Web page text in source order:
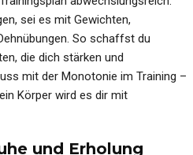
sei es mit Gewichten,
So schaffst du
die dich stärken und
mit der Monotonie im Training –
Körper wird es dir mit
und Erholung